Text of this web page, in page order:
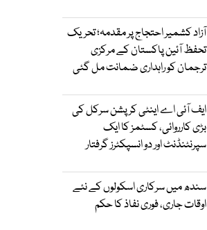
آزاد کشمیر احتجاج پر مقدمہ؛ تحریک
تحفظ آئین پاکستان کے مرکزی
ترجمان کو راہداری ضمانت مل گئی
ایف آئی اے اینٹی کرپشن سرکل کی
بڑی کارروائی، کسٹمز کا ایک
سپرنٹنڈنٹ اور دو انسپکٹرز گرفتار
سندھ میں سرکاری اسکولوں کے نئے
اوقات جاری، فوری نفاذ کا حکم